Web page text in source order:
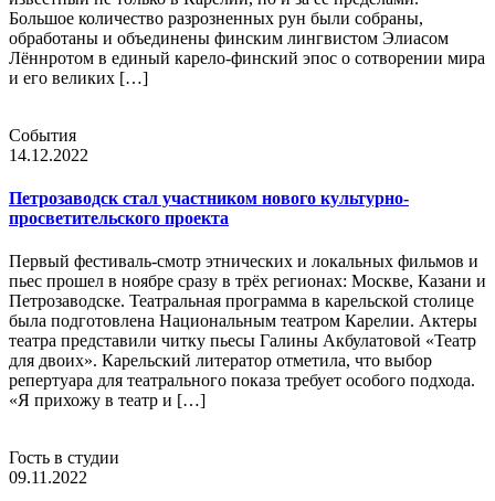
Большое количество разрозненных рун были собраны,
обработаны и объединены финским лингвистом Элиасом
Лённротом в единый карело-финский эпос о сотворении мира
и его великих […]
События
14.12.2022
Петрозаводск стал участником нового культурно-
просветительского проекта
Первый фестиваль-смотр этнических и локальных фильмов и
пьес прошел в ноябре сразу в трёх регионах: Москве, Казани и
Петрозаводске. Театральная программа в карельской столице
была подготовлена Национальным театром Карелии. Актеры
театра представили читку пьесы Галины Акбулатовой «Театр
для двоих». Карельский литератор отметила, что выбор
репертуара для театрального показа требует особого подхода.
«Я прихожу в театр и […]
Гость в студии
09.11.2022